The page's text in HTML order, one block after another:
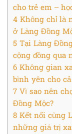
cho trẻ em –
4 Không chỉ là
ở Làng Đồng
5 Tại Làng
cộng đồng qua
6 Không gian
bình yên cho
7 Vì sao nên
Đồng Mộc?
8 Kết nối cùng
những giá trị